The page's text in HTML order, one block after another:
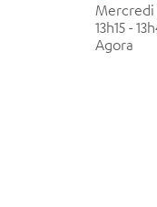
Mercredi
13h15 -
Agora